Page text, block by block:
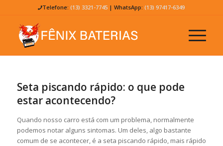
Telefone:(13) 3321-7745 | WhatsApp:(13) 97417-6349
Seta piscando rápido: o que pode
estar acontecendo?
Quando nosso carro está com um problema, normalmente
podemos notar alguns sintomas. Um deles, algo bastante
comum de se acontecer, é a seta piscando rápido, mais rápido